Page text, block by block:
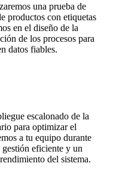
una prueba de
productos con etiquetas
en el diseño de la
de los procesos para
datos fiables.
escalonado de la
para optimizar el
a tu equipo durante
eficiente y un
del sistema.